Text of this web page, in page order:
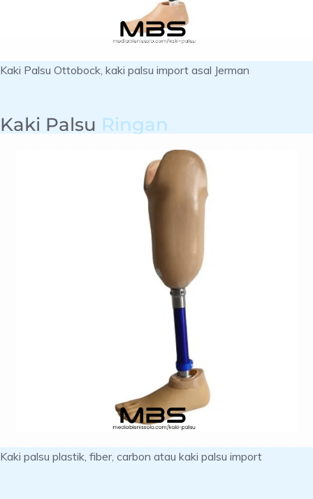
Kaki Palsu Ottobock, kaki palsu import asal Jerman
Kaki Palsu Ringan
Kaki palsu plastik, fiber, carbon atau kaki palsu import